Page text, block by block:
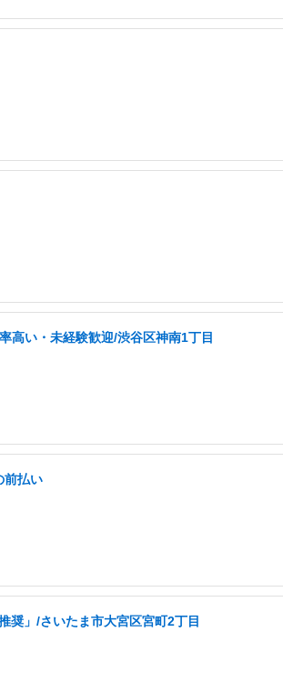
高い・未経験歓迎/渋谷区神南1丁目
前払い
奨」/さいたま市大宮区宮町2丁目